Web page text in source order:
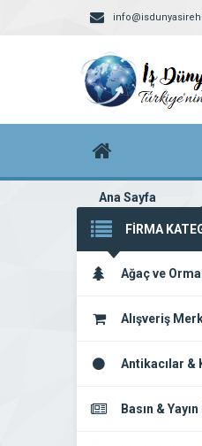
Ana Sayfa
Firma rehberi ana
FİRMA
Ağaç ve
Alışveriş
Antikacılar &
Basın & Yayın